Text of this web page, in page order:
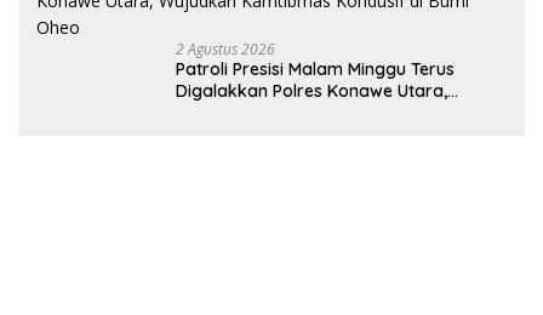
2 Agustus 2026
Patroli Presisi Malam Minggu Terus
Digalakkan Polres Konawe Utara,